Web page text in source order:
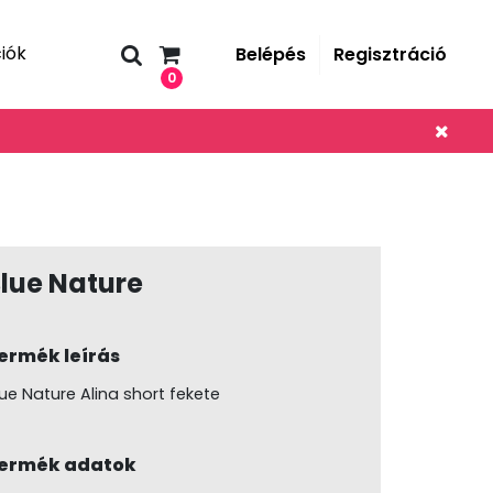
0
Belépés Regisztráció
Nature
leírás
Nature Alina short fekete
adatok